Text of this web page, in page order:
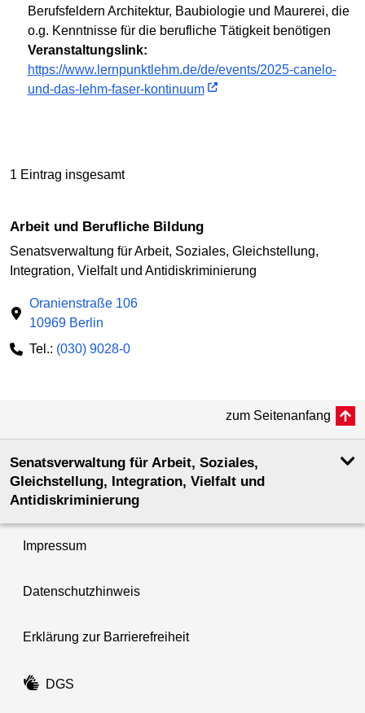
Berufsfeldern Architektur, Baubiologie und Maurerei, die
o.g. Kenntnisse für die berufliche Tätigkeit benötigen
Veranstaltungslink:
https://www.lernpunktlehm.de/de/events/2025-canelo-
und-das-lehm-faser-kontinuum
1 Eintrag insgesamt
Arbeit und Berufliche Bildung
Senatsverwaltung für Arbeit, Soziales, Gleichstellung,
Integration, Vielfalt und Antidiskriminierung
Oranienstraße 106
10969 Berlin
Tel.: (030) 9028-0
zum Seitenanfang
Senatsverwaltung für Arbeit, Soziales,
Gleichstellung, Integration, Vielfalt und
Antidiskriminierung
Impressum
Datenschutzhinweis
Erklärung zur Barrierefreiheit
DGS